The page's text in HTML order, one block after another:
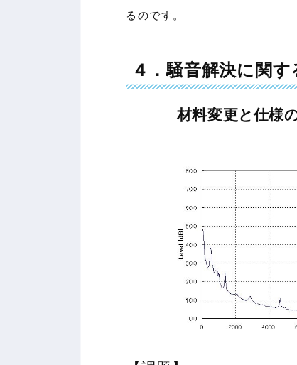
るのです。
４．騒音解決に関
材料変更と仕様